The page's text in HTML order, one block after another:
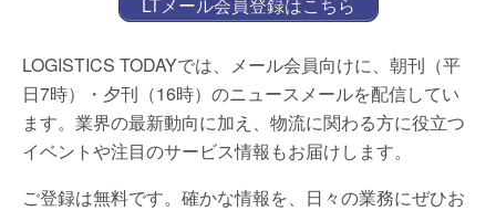
LOGISTICS TODAYでは、メール会員向けに、朝刊（平
日7時）・夕刊（16時）のニュースメールを配信してい
ます。業界の最新動向に加え、物流に関わる方に役立つ
イベントや注目のサービス情報もお届けします。
ご登録は無料です。確かな情報を、日々の業務にぜひお